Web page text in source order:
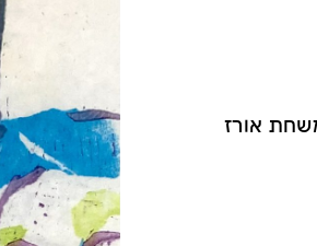
גואש ומשחת אורז